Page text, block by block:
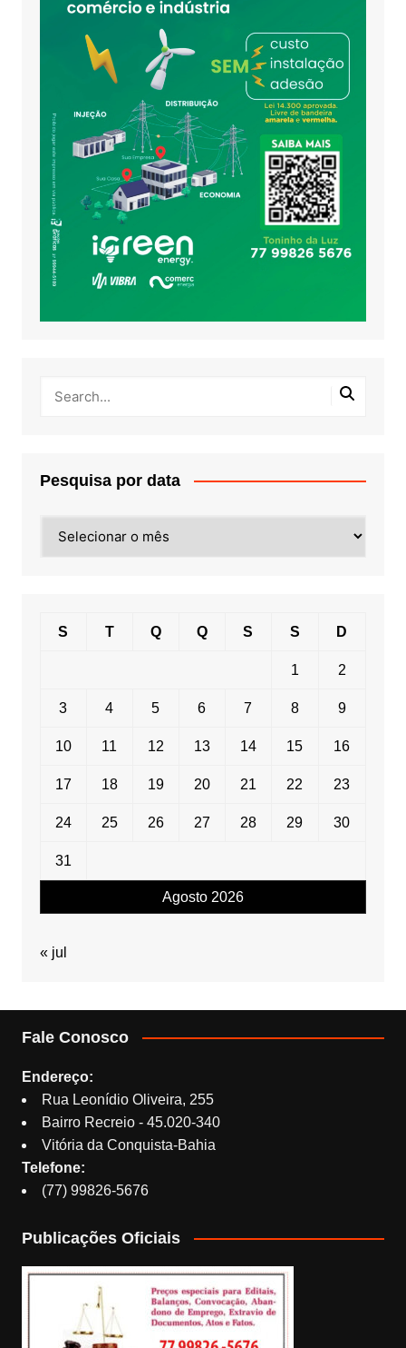
Pesquisa por data
por
Agosto 2026
S T Q Q S S D
1 2
3 4 5 6 7 8 9
10 11 12 13 14 15 16
17 18 19 20 21 22 23
24 25 26 27 28 29 30
31
« jul
Fale Conosco
Endereço:
Rua Leonídio Oliveira, 255
Bairro Recreio - 45.020-340
Vitória da Conquista-Bahia
Telefone:
(77) 99826-5676
Publicações Oficiais